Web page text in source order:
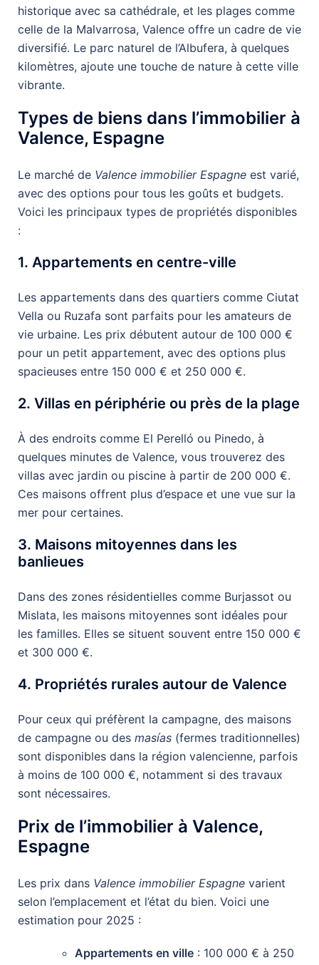
historique avec sa cathédrale, et les plages comme
celle de la Malvarrosa, Valence offre un cadre de vie
diversifié. Le parc naturel de l’Albufera, à quelques
kilomètres, ajoute une touche de nature à cette ville
vibrante.
Types de biens dans l’immobilier à
Valence, Espagne
Le marché de Valence immobilier Espagne est varié,
avec des options pour tous les goûts et budgets.
Voici les principaux types de propriétés disponibles
:
1. Appartements en centre-ville
Les appartements dans des quartiers comme Ciutat
Vella ou Ruzafa sont parfaits pour les amateurs de
vie urbaine. Les prix débutent autour de 100 000 €
pour un petit appartement, avec des options plus
spacieuses entre 150 000 € et 250 000 €.
2. Villas en périphérie ou près de la plage
À des endroits comme El Perelló ou Pinedo, à
quelques minutes de Valence, vous trouverez des
villas avec jardin ou piscine à partir de 200 000 €.
Ces maisons offrent plus d’espace et une vue sur la
mer pour certaines.
3. Maisons mitoyennes dans les
banlieues
Dans des zones résidentielles comme Burjassot ou
Mislata, les maisons mitoyennes sont idéales pour
les familles. Elles se situent souvent entre 150 000 €
et 300 000 €.
4. Propriétés rurales autour de Valence
Pour ceux qui préfèrent la campagne, des maisons
de campagne ou des masías (fermes traditionnelles)
sont disponibles dans la région valencienne, parfois
à moins de 100 000 €, notamment si des travaux
sont nécessaires.
Prix de l’immobilier à Valence,
Espagne
Les prix dans Valence immobilier Espagne varient
selon l’emplacement et l’état du bien. Voici une
estimation pour 2025 :
Appartements en ville : 100 000 € à 250